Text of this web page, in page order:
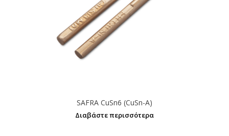
SAFRA CuSn6 (CuSn-A)
Διαβάστε περισσότερα